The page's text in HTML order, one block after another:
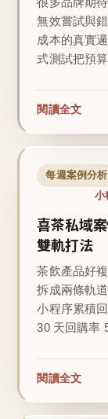
無效嘗試與
成本的真實
式測試把預
閱讀全文
每週案例分析
小
喜茶私域
雙軌打法
茶飲產品好
拆成兩條軌
小程序累積
30 天回購率
閱讀全文